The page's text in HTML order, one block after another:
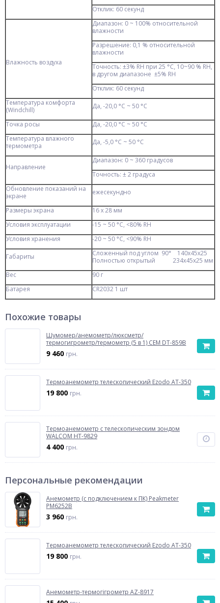
Отклик: 60 секунд
Влажность воздуха
Диапазон: 0 ~ 100% относительной
влажности
Разрешение: 0,1 % относительной
влажности
Точность: ±3% RH при 25 °С, 10~90 % RH,
в другом диапазоне ±5% RH
Отклик: 60 секунд
Температура комфорта
(Windchill)
Да, -20,0 °С ~ 50 °С
Точка росы
Да, -20,0 °С ~ 50 °С
Температура влажного
термометра
Да, -5,0 °С ~ 50 °С
Направление
Диапазон: 0 ~ 360 градусов
Точность: ± 2 градуса
Обновление показаний на
экране
ежесекундно
Размеры экрана
16 х 28 мм
Условия эксплуатации
-15 ~ 50 °С, <80% RH
Условия хранения
-20 ~ 50 °С, <90% RH
Габариты
Сложенный под углом 90° 140х45х25
Полностью открытый 234х45х25 мм
Вес
90 г
Батарея
CR2032 1 шт
Похожие товары
Шумомер/анемометр/люксметр/
термогигрометр/термометр (5 в 1) CEM DT-859B
9 460 грн.
Термоанемометр телескопический Ezodo AT-350
19 800 грн.
Термоанемометр с телескопическим зондом
WALCOM HT-9829
4 400 грн.
Персональные рекомендации
Анемометр (с подключением к ПК) Peakmeter
PM6252B
3 960 грн.
Термоанемометр телескопический Ezodo AT-350
19 800 грн.
Анемометр-термогігрометр AZ-8917